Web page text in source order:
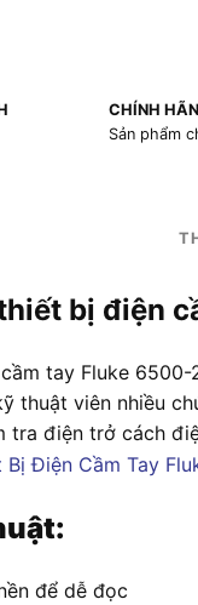
CHÍNH
Sản phẩm
bị điện
tay Fluke
thuật viên nhiều
tra điện trở cách
để dễ đọc